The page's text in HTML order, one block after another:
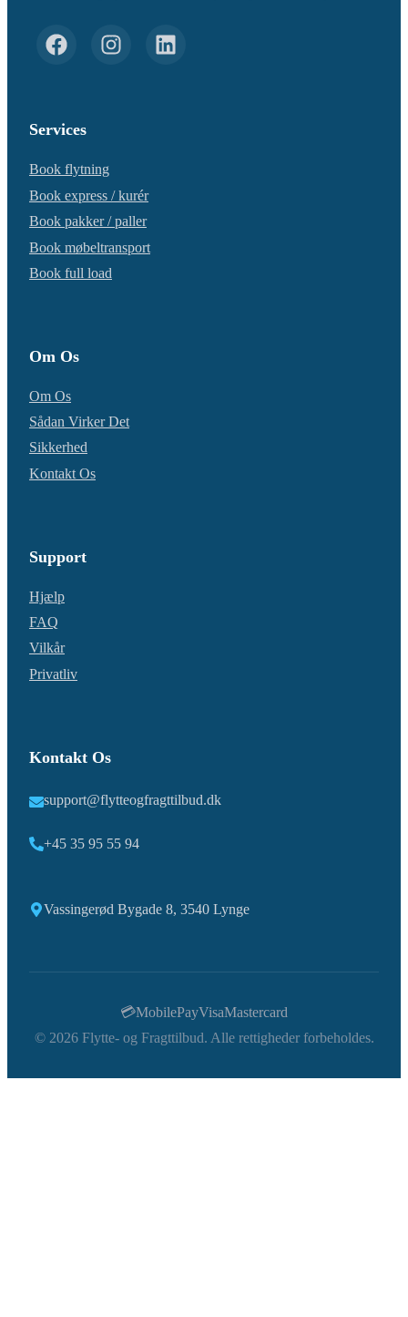
Services
Book flytning
Book express / kurér
Book pakker / paller
Book møbeltransport
Book full load
Om Os
Om Os
Sådan Virker Det
Sikkerhed
Kontakt Os
Support
Hjælp
FAQ
Vilkår
Privatliv
Kontakt Os
support@flytteogfragttilbud.dk
+45 35 95 55 94
Vassingerød Bygade 8, 3540 Lynge
© 2026Flytte- og Fragttilbud. Alle rettigheder forbeholdes.
💳MobilePayVisaMastercard